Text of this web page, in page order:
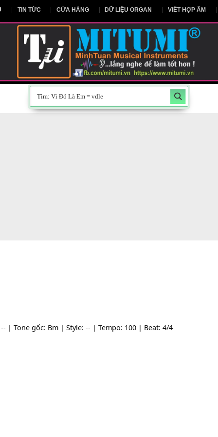
CHỦ TIN TỨC CỬA HÀNG DỮ LIỆU ORGAN
sĩ: -- | Tone gốc: Bm | Style: -- | Tempo: 100 | Beat: 4/4